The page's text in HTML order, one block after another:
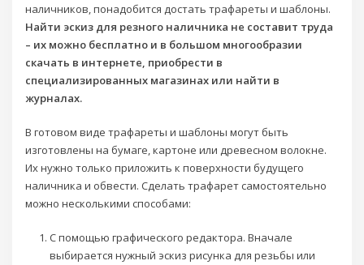
наличников, понадобится достать трафареты и шаблоны.
Найти эскиз для резного наличника не составит труда
– их можно бесплатно и в большом многообразии
скачать в интернете, приобрести в
специализированных магазинах или найти в
журналах.
В готовом виде трафареты и шаблоны могут быть
изготовлены на бумаге, картоне или древесном волокне.
Их нужно только приложить к поверхности будущего
наличника и обвести. Сделать трафарет самостоятельно
можно несколькими способами:
С помощью графического редактора. Вначале
выбирается нужный эскиз рисунка для резьбы или